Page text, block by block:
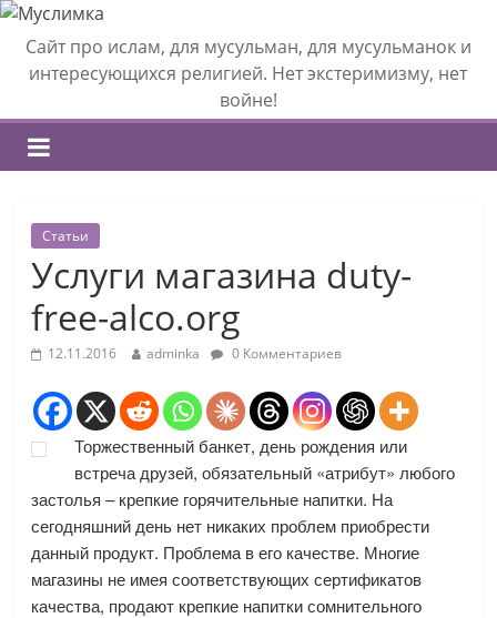
Сайт про ислам, для мусульман, для мусульманок и
интересующихся религией. Нет экстеримизму, нет
войне!
Статьи
Услуги магазина duty-
free-alco.org
12.11.2016 adminka 0 Комментариев
Торжественный банкет, день рождения или
встреча друзей, обязательный «атрибут» любого
застолья – крепкие горячительные напитки. На
сегодняшний день нет никаких проблем приобрести
данный продукт. Проблема в его качестве. Многие
магазины не имея соответствующих сертификатов
качества, продают крепкие напитки сомнительного